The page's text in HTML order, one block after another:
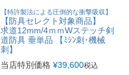
【特許製法による圧倒的な衝撃吸収】
【防具セレクト対象商品】
求道12mm/4ｍｍWステッチ剣
道防具 垂単品 【ﾐｼﾝ刺･機械
刺】
当店特別価格 ¥39,600税込